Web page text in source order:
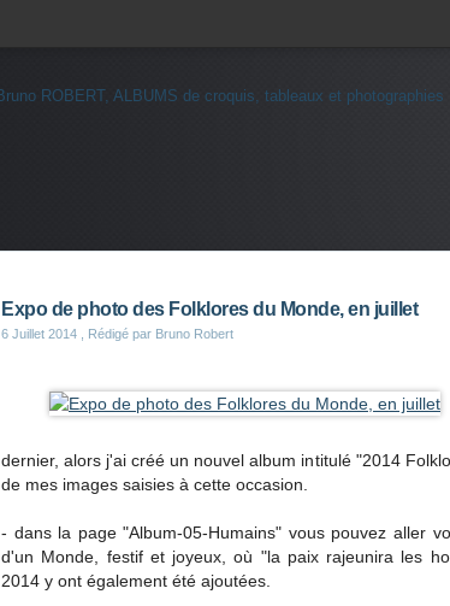
Expo de photo des Folklores du Monde, en juillet
6 Juillet 2014 , Rédigé par Bruno Robert
dernier, alors j'ai créé un nouvel album intitulé "2014
de mes images saisies à cette occasion.
- dans la page "Album-05-Humains" vous pouvez aller
d'un Monde, festif et joyeux, où "la paix rajeunira les
2014 y ont également été ajoutées.